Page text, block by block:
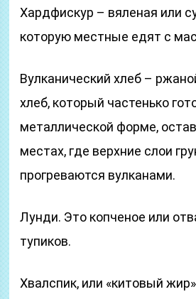
Хардфискур – вяленая или
которую местные едят с
Вулканический хлеб –
хлеб, который частенько
металлической форме,
местах, где верхние слои
прогреваются вулканами.
Лунди. Это копченое или
тупиков.
Хвалспик, или «китовый